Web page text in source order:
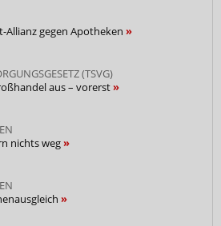
Allianz gegen Apotheken
(TSVG)
aus – vorerst
nichts weg